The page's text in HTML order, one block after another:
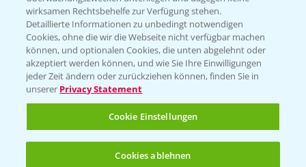
Folgen Sie uns
wirksamen Rechtsbehelfe zur Verfügung stehen.
Detaillierte Informationen zu unbedingt notwendigen
Cookies, ohne die wir die Webseite nicht verfügbar machen
können, und optionalen Cookies, die unten abgelehnt oder
akzeptiert werden können, und wie Sie Ihre Einwilligungen
jeder Zeit ändern oder zurückziehen können, finden Sie in
unserer Privacy Statement
Cookie Einstellungen
Cookies ablehnen